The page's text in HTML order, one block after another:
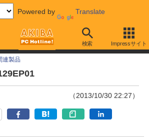
Powered by Translate
検索 Impressサイト
連製品
（2013/10/30 22:27）